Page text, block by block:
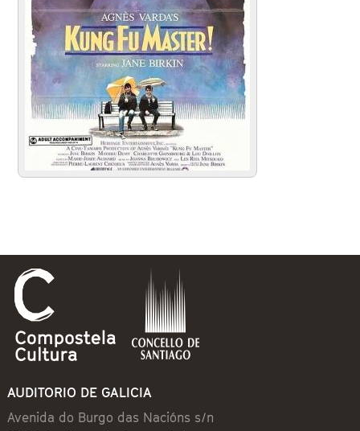
AUDITORIO DE GALICIA
Avenida do Burgo das Nacións s/n